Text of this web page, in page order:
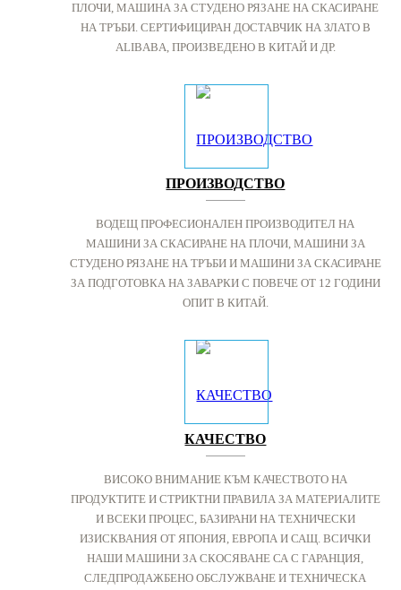
ПЛОЧИ, МАШИНА ЗА СТУДЕНО РЯЗАНЕ НА СКАСИРАНЕ
НА ТРЪБИ. СЕРТИФИЦИРАН ДОСТАВЧИК НА ЗЛАТО В
ALIBABA, ПРОИЗВЕДЕНО В КИТАЙ И ДР.
ПРОИЗВОДСТВО
ВОДЕЩ ПРОФЕСИОНАЛЕН ПРОИЗВОДИТЕЛ НА
МАШИНИ ЗА СКАСИРАНЕ НА ПЛОЧИ, МАШИНИ ЗА
СТУДЕНО РЯЗАНЕ НА ТРЪБИ И МАШИНИ ЗА СКАСИРАНЕ
ЗА ПОДГОТОВКА НА ЗАВАРКИ С ПОВЕЧЕ ОТ 12 ГОДИНИ
ОПИТ В КИТАЙ.
КАЧЕСТВО
ВИСОКО ВНИМАНИЕ КЪМ КАЧЕСТВОТО НА
ПРОДУКТИТЕ И СТРИКТНИ ПРАВИЛА ЗА МАТЕРИАЛИТЕ
И ВСЕКИ ПРОЦЕС, БАЗИРАНИ НА ТЕХНИЧЕСКИ
ИЗИСКВАНИЯ ОТ ЯПОНИЯ, ЕВРОПА И САЩ. ВСИЧКИ
НАШИ МАШИНИ ЗА СКОСЯВАНЕ СА С ГАРАНЦИЯ,
СЛЕДПРОДАЖБЕНО ОБСЛУЖВАНЕ И ТЕХНИЧЕСКА